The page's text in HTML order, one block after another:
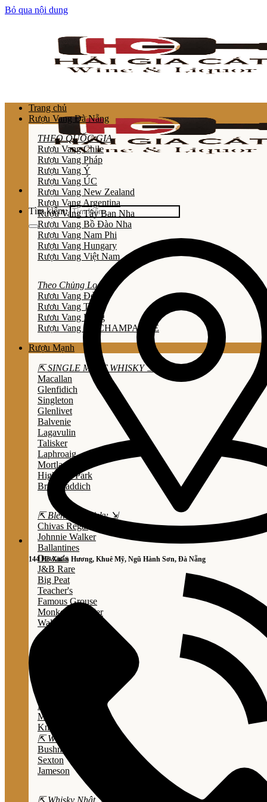
Bỏ qua nội dung
Tìm kiếm:
144 Hồ Xuân Hương, Khuê Mỹ, Ngũ Hành Sơn, Đà Nẵng
Trang chủ
Rượu Vang Đà Nẵng
THEO QUỐC GIA
Rượu Vang Chile
Rượu Vang Pháp
Rượu Vang Ý
Rượu Vang ÚC
Rượu Vang New Zealand
Rượu Vang Argentina
Rượu Vang Tây Ban Nha
Rượu Vang Bồ Đào Nha
Rượu Vang Nam Phi
Rượu Vang Hungary
Rượu Vang Việt Nam
Theo Chủng Loại
Rươu Vang Đỏ
Rươu Vang Trắng
Rươu Vang Hồng
Rượu Vang Nổ/CHAMPAGNE
Rượu Mạnh
⇱ SINGLE MALT WHISKY ⇲
Macallan
Glenfidich
Singleton
Glenlivet
Balvenie
Lagavulin
Talisker
Laphroaig
Mortlach
Highland Park
Bruichladdich
⇱ Blended Whisky ⇲
Chivas Regal
Johnnie Walker
Ballantines
Dewar's
J&B Rare
Big Peat
Teacher's
Famous Grouse
Monkey Shouder
Wall Street
Evan Williams
Marker's Mark
Knob Creek
⇱ Whiskey Ailen ⇲
Bushmills
Sexton
Jameson
⇱ Whisky Nhật ⇲